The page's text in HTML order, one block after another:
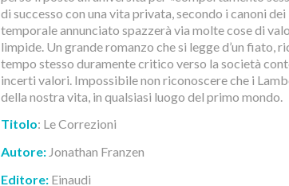
di successo con una vita privata, secondo i canoni
temporale annunciato spazzerà via molte cose di
limpide. Un grande romanzo che si legge d’un fiato,
tempo stesso duramente critico verso la società
incerti valori. Impossibile non riconoscere che i
della nostra vita, in qualsiasi luogo del primo mondo.
Titolo: Le Correzioni
Autore: Jonathan Franzen
Editore: Einaudi